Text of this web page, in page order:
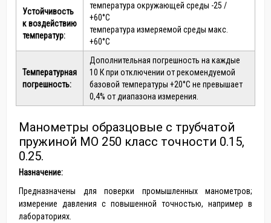
Устойчивость
к воздействию
температур:
температура окружающей среды -25 /
+60°С
температура измеряемой среды макс.
+60°С
Температурная
погрешность:
Дополнительная погрешность на каждые
10 К при отключении от рекомендуемой
базовой температуры +20°С не превышает
0,4% от диапазона измерения.
Манометры образцовые с трубчатой
пружиной МО 250 класс точности 0.15,
0.25.
Назначение:
Предназначены для поверки промышленных манометров;
измерение давления с повышенной точностью, например в
лабораториях.